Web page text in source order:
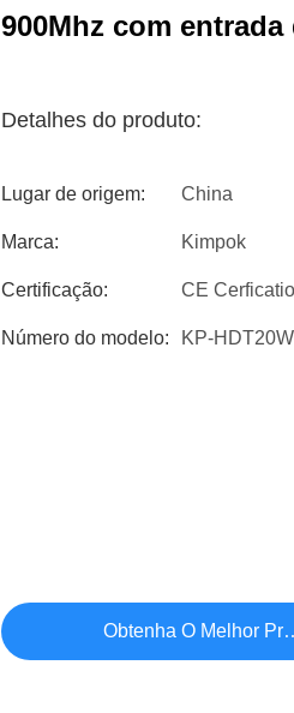
900Mhz com
Detalhes do produto:
Lugar de origem: China
Marca: Kimpok
Certificação: CE
Número do modelo: KP-HDT20W
Obtenha O Melhor